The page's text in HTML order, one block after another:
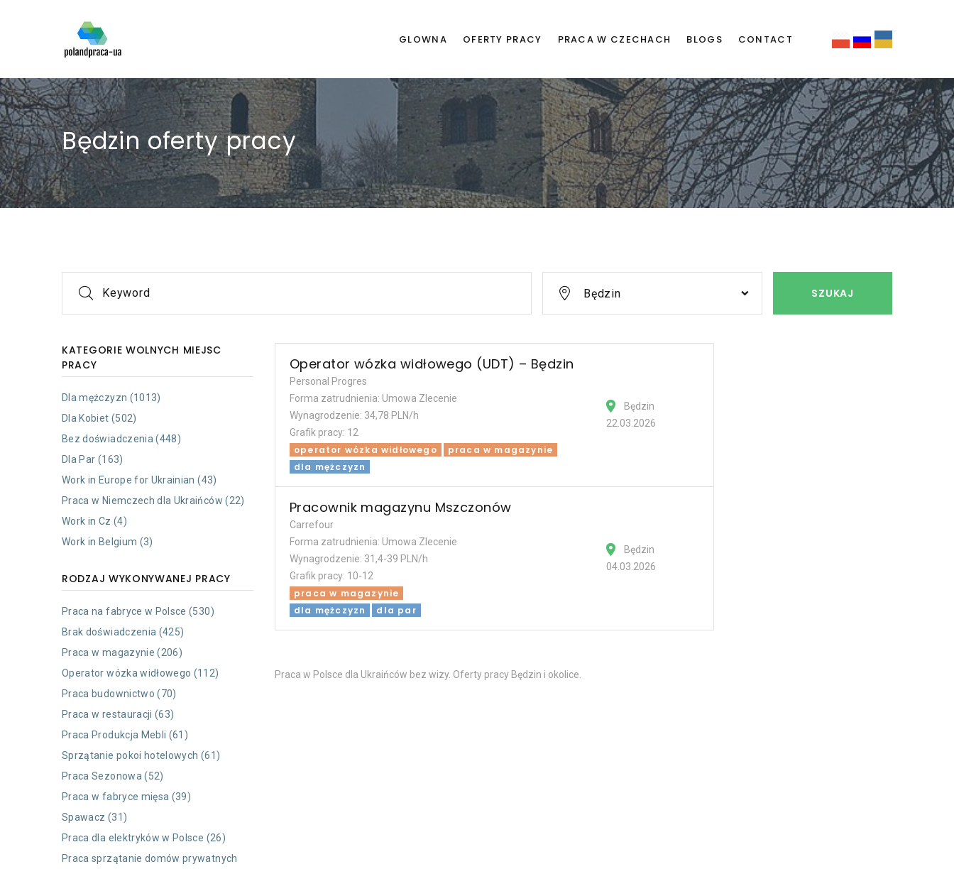
GLOWNA OFERTY PRACY PRACA W CZECHACH BLOGS CONTACT
Będzin oferty pracy
Keyword Będzin SZUKAJ
Operator wózka widłowego (UDT) – Będzin
Personal Progres
Forma zatrudnienia: Umowa Zlecenie
Wynagrodzenie: 34,78 PLN/h
Grafik pracy: 12
operator wózka widłowego
praca w magazynie
dla mężczyzn
Będzin
22.03.2026
Pracownik magazynu Mszczonów
Carrefour
Forma zatrudnienia: Umowa Zlecenie
Wynagrodzenie: 31,4-39 PLN/h
Grafik pracy: 10-12
praca w magazynie
dla mężczyzn
dla par
Będzin
04.03.2026
Praca w Polsce dla Ukraińców bez wizy. Oferty pracy Będzin i okolice.
KATEGORIE WOLNYCH MIEJSC
PRACY
Dla mężczyzn (1013)
Dla Kobiet (502)
Bez doświadczenia (448)
Dla Par (163)
Work in Europe for Ukrainian (43)
Praca w Niemczech dla Ukraińców (22)
Work in Cz (4)
Work in Belgium (3)
RODZAJ WYKONYWANEJ PRACY
Praca na fabryce w Polsce (530)
Brak doświadczenia (425)
Praca w magazynie (206)
Operator wózka widłowego (112)
Praca budownictwo (70)
Praca w restauracji (63)
Praca Produkcja Mebli (61)
Sprzątanie pokoi hotelowych (61)
Praca Sezonowa (52)
Praca w fabryce mięsa (39)
Spawacz (31)
Praca dla elektryków w Polsce (26)
Praca sprzątanie domów prywatnych